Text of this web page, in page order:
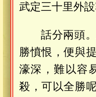
武定三十里外
話分兩頭
勝憤恨，便與
濠深，難以容
殺，可以全勝